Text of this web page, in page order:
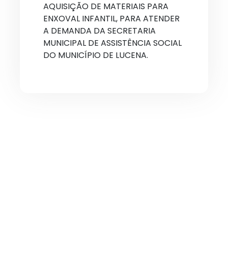
AQUISIÇÃO DE MATERIAIS PARA
ENXOVAL INFANTIL, PARA ATENDER
A DEMANDA DA SECRETARIA
MUNICIPAL DE ASSISTÊNCIA SOCIAL
DO MUNICÍPIO DE LUCENA.